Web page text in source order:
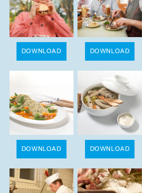
DOWNLOAD DOWNLOAD
DOWNLOAD DOWNLOAD